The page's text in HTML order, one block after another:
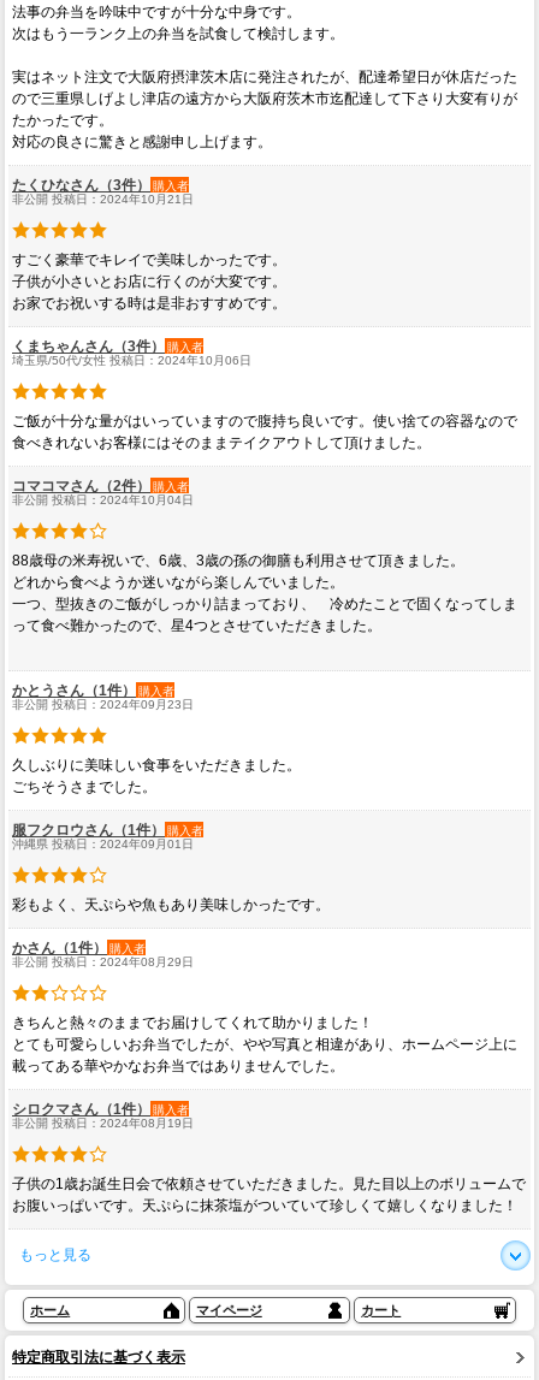
法事の弁当を吟味中ですが十分な中身です。
次はもう一ランク上の弁当を試食して検討します。
実はネット注文で大阪府摂津茨木店に発注されたが、配達希望日が休店だった
ので三重県しげよし津店の遠方から大阪府茨木市迄配達して下さり大変有りが
たかったです。
対応の良さに驚きと感謝申し上げます。
たくひなさん（3件）
購入者
非公開 投稿日：2024年10月21日
すごく豪華でキレイで美味しかったです。
子供が小さいとお店に行くのが大変です。
お家でお祝いする時は是非おすすめです。
くまちゃんさん（3件）
購入者
埼玉県/50代/女性 投稿日：2024年10月06日
ご飯が十分な量がはいっていますので腹持ち良いです。使い捨ての容器なので
食べきれないお客様にはそのままテイクアウトして頂けました。
コマコマさん（2件）
購入者
非公開 投稿日：2024年10月04日
88歳母の米寿祝いで、6歳、3歳の孫の御膳も利用させて頂きました。
どれから食べようか迷いながら楽しんでいました。
一つ、型抜きのご飯がしっかり詰まっており、 冷めたことで固くなってしま
って食べ難かったので、星4つとさせていただきました。
かとうさん（1件）
購入者
非公開 投稿日：2024年09月23日
久しぶりに美味しい食事をいただきました。
ごちそうさまでした。
服フクロウさん（1件）
購入者
沖縄県 投稿日：2024年09月01日
彩もよく、天ぷらや魚もあり美味しかったです。
かさん（1件）
購入者
非公開 投稿日：2024年08月29日
きちんと熱々のままでお届けしてくれて助かりました！
とても可愛らしいお弁当でしたが、やや写真と相違があり、ホームページ上に
載ってある華やかなお弁当ではありませんでした。
シロクマさん（1件）
購入者
非公開 投稿日：2024年08月19日
子供の1歳お誕生日会で依頼させていただきました。見た目以上のボリュームで
お腹いっぱいです。天ぷらに抹茶塩がついていて珍しくて嬉しくなりました！
もっと見る
ホーム マイページ カート
特定商取引法に基づく表示